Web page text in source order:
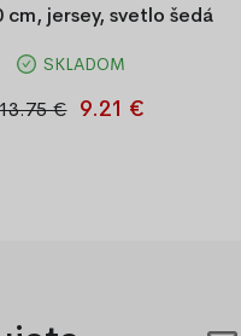
cm, jersey, svetlo šedá
napínacie prestieradlo Jersey
na dotyk, s gumičkou po
SKLADOM
€ 9.21 €